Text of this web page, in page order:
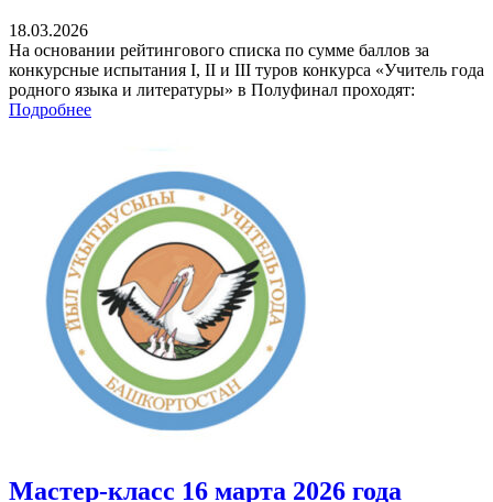
18.03.2026
На основании рейтингового списка по сумме баллов за
конкурсные испытания I, II и III туров конкурса «Учитель года
родного языка и литературы» в Полуфинал проходят:
Подробнее
Мастер-класс 16 марта 2026 года